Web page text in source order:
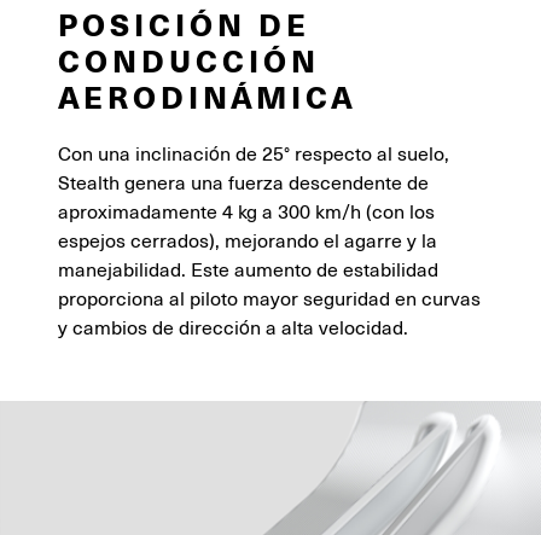
POSICIÓN DE
CONDUCCIÓN
AERODINÁMICA
Con una inclinación de 25° respecto al suelo,
Stealth genera una fuerza descendente de
aproximadamente 4 kg a 300 km/h (con los
espejos cerrados), mejorando el agarre y la
manejabilidad. Este aumento de estabilidad
proporciona al piloto mayor seguridad en curvas
y cambios de dirección a alta velocidad.